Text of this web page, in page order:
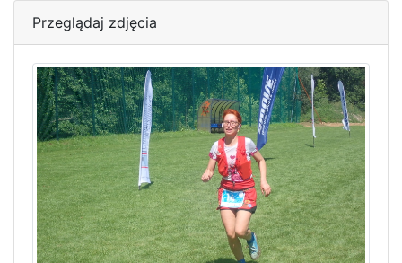
Przeglądaj zdjęcia